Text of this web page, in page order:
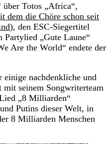
über Totos „Africa“,
dem die Chöre schon seit
), den ESC-Siegertitel
Partylied „Gute Laune“
Are the World“ endete der
nachdenkliche und
seinem Songwriterteam
„8 Milliarden“
Putins dieser Welt, in
8 Milliarden Menschen